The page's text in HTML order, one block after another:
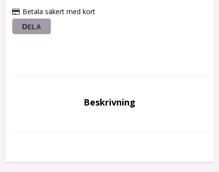
Betala säkert med kort
DELA
Beskrivning